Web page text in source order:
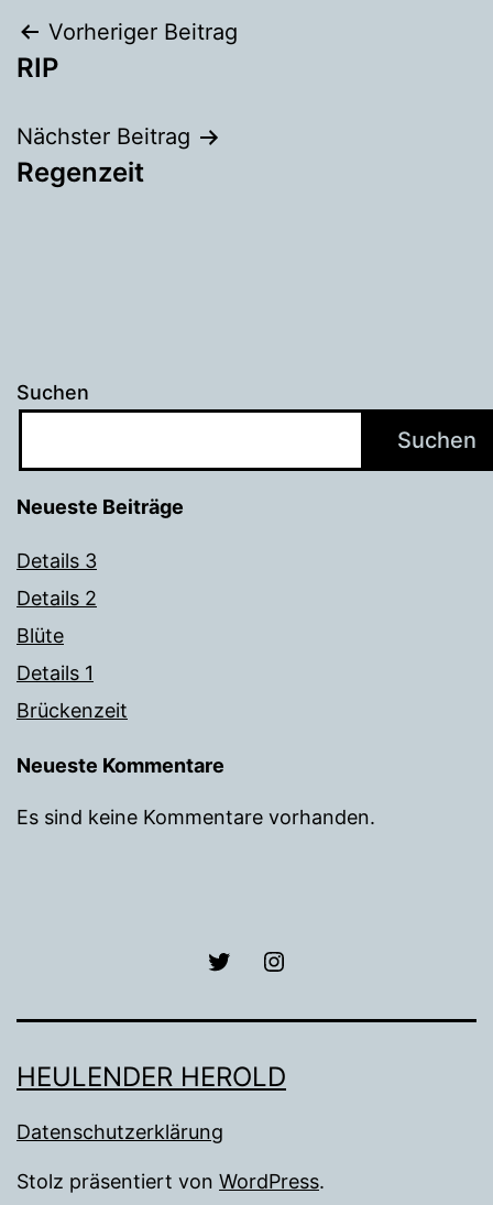
Beitragsnavigation
Vorheriger Beitrag
RIP
Nächster Beitrag
Regenzeit
Suchen
Suchen
Neueste Beiträge
Details 3
Details 2
Blüte
Details 1
Brückenzeit
Neueste Kommentare
Es sind keine Kommentare vorhanden.
Lettenreuth
HEULENDER HEROLD
Datenschutzerklärung
Stolz präsentiert von WordPress.